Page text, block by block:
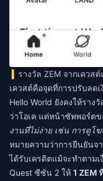
รางวัล ZEM จากเควส
เควสต์คือจุดที่การปรับลด
Hello World ยังคงให้ราง
ว่าโอเค แต่หน้าซัพพอร์ตข
งานที่ไม่ง่าย เช่น การดู
หมายความว่าการยืนยันจ
ได้รับเครดิตแม้จะทำตาม
Quest ซีซัน 2 ให้ 1 ZEM